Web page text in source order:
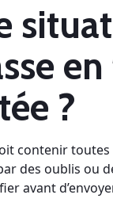
?
contenir
des oublis ou
avant